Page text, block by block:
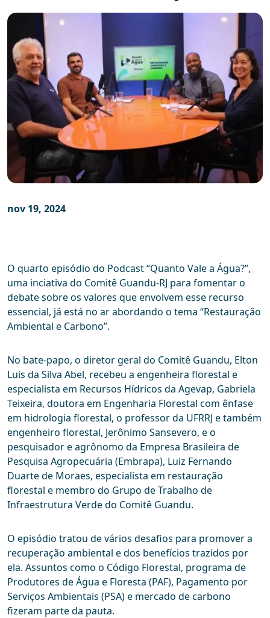
nov 19, 2024
O quarto episódio do Podcast “Quanto Vale a Água?”,
uma inciativa do Comitê Guandu-RJ para fomentar o
debate sobre os valores que envolvem esse recurso
essencial, já está no ar abordando o tema “Restauração
Ambiental e Carbono”.
No bate-papo, o diretor geral do Comitê Guandu, Elton
Luis da Silva Abel, recebeu a engenheira florestal e
especialista em Recursos Hídricos da Agevap, Gabriela
Teixeira, doutora em Engenharia Florestal com ênfase
em hidrologia florestal, o professor da UFRRJ e também
engenheiro florestal, Jerônimo Sansevero, e o
pesquisador e agrônomo da Empresa Brasileira de
Pesquisa Agropecuária (Embrapa), Luiz Fernando
Duarte de Moraes, especialista em restauração
florestal e membro do Grupo de Trabalho de
Infraestrutura Verde do Comitê Guandu.
O episódio tratou de vários desafios para promover a
recuperação ambiental e dos benefícios trazidos por
ela. Assuntos como o Código Florestal, programa de
Produtores de Água e Floresta (PAF), Pagamento por
Serviços Ambientais (PSA) e mercado de carbono
fizeram parte da pauta.